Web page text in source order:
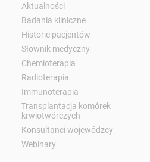
Aktualności
Badania kliniczne
Historie pacjentów
Słownik medyczny
Chemioterapia
Radioterapia
Immunoterapia
Transplantacja komórek
krwiotwórczych
Konsultanci wojewódzcy
Webinary